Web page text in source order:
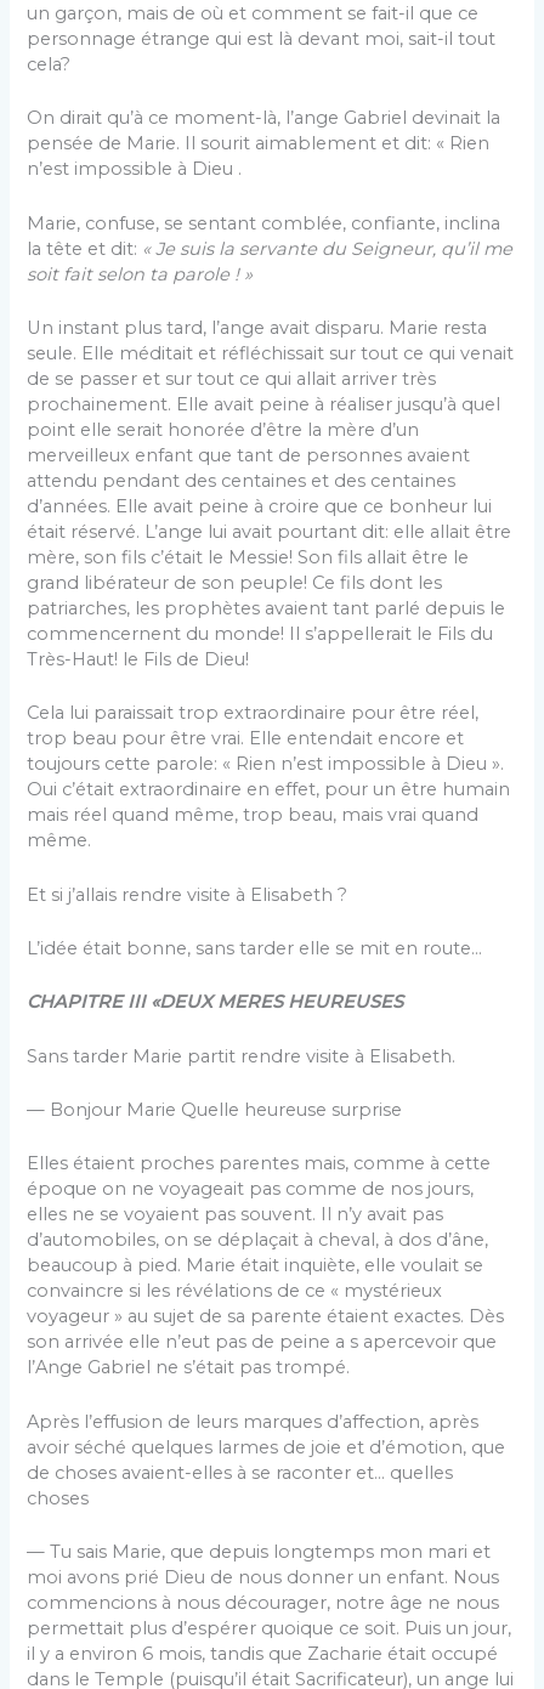
un garçon, mais de où et comment se fait-il que ce
personnage étrange qui est là devant moi, sait-il tout
cela?
On dirait qu’à ce moment-là, l’ange Gabriel devinait la
pensée de Marie. Il sourit aimablement et dit: « Rien
n’est impossible à Dieu .
Marie, confuse, se sentant comblée, confiante, inclina
la tête et dit: « Je suis la servante du Seigneur, qu’il me
soit fait selon ta parole ! »
Un instant plus tard, l’ange avait disparu. Marie resta
seule. Elle méditait et réfléchissait sur tout ce qui venait
de se passer et sur tout ce qui allait arriver très
prochainement. Elle avait peine à réaliser jusqu’à quel
point elle serait honorée d’être la mère d’un
merveilleux enfant que tant de personnes avaient
attendu pendant des centaines et des centaines
d’années. Elle avait peine à croire que ce bonheur lui
était réservé. L’ange lui avait pourtant dit: elle allait être
mère, son fils c’était le Messie! Son fils allait être le
grand libérateur de son peuple! Ce fils dont les
patriarches, les prophètes avaient tant parlé depuis le
commencernent du monde! Il s’appellerait le Fils du
Très-Haut! le Fils de Dieu!
Cela lui paraissait trop extraordinaire pour être réel,
trop beau pour être vrai. Elle entendait encore et
toujours cette parole: « Rien n’est impossible à Dieu ».
Oui c’était extraordinaire en effet, pour un être humain
mais réel quand même, trop beau, mais vrai quand
même.
Et si j’allais rendre visite à Elisabeth ?
L’idée était bonne, sans tarder elle se mit en route…
CHAPITRE III «DEUX MERES HEUREUSES
Sans tarder Marie partit rendre visite à Elisabeth.
— Bonjour Marie Quelle heureuse surprise
Elles étaient proches parentes mais, comme à cette
époque on ne voyageait pas comme de nos jours,
elles ne se voyaient pas souvent. Il n’y avait pas
d’automobiles, on se déplaçait à cheval, à dos d’âne,
beaucoup à pied. Marie était inquiète, elle voulait se
convaincre si les révélations de ce « mystérieux
voyageur » au sujet de sa parente étaient exactes. Dès
son arrivée elle n’eut pas de peine a s apercevoir que
l’Ange Gabriel ne s’était pas trompé.
Après l’effusion de leurs marques d’affection, après
avoir séché quelques larmes de joie et d’émotion, que
de choses avaient-elles à se raconter et… quelles
choses
— Tu sais Marie, que depuis longtemps mon mari et
moi avons prié Dieu de nous donner un enfant. Nous
commencions à nous décourager, notre âge ne nous
permettait plus d’espérer quoique ce soit. Puis un jour,
il y a environ 6 mois, tandis que Zacharie était occupé
dans le Temple (puisqu’il était Sacrificateur), un ange lui